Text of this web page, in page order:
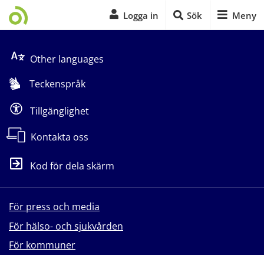
Logga in Sök Meny
Other languages
Teckenspråk
Tillgänglighet
Kontakta oss
Kod för dela skärm
För press och media
För hälso- och sjukvården
För kommuner